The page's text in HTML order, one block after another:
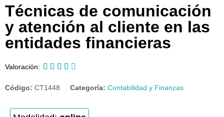
Técnicas de comunicación
y atención al cliente en las
entidades financieras
Valoración:     
Código: CT1448 Categoría: Contabilidad y Finanzas